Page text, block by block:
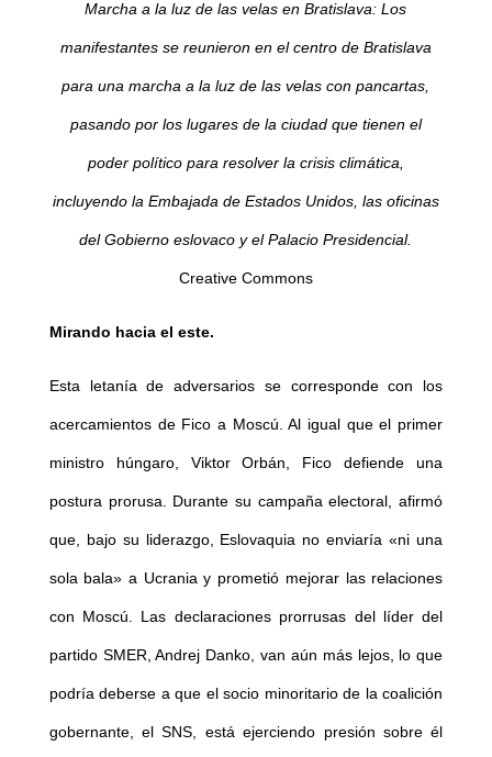
Marcha a la luz de las velas en Bratislava: Los
manifestantes se reunieron en el centro de Bratislava
para una marcha a la luz de las velas con pancartas,
pasando por los lugares de la ciudad que tienen el
poder político para resolver la crisis climática,
incluyendo la Embajada de Estados Unidos, las oficinas
del Gobierno eslovaco y el Palacio Presidencial.
Creative Commons
Mirando hacia el este.
Esta letanía de adversarios se corresponde con los
acercamientos de Fico a Moscú. Al igual que el primer
ministro húngaro, Viktor Orbán, Fico defiende una
postura prorusa. Durante su campaña electoral, afirmó
que, bajo su liderazgo, Eslovaquia no enviaría «ni una
sola bala» a Ucrania y prometió mejorar las relaciones
con Moscú. Las declaraciones prorrusas del líder del
partido SMER, Andrej Danko, van aún más lejos, lo que
podría deberse a que el socio minoritario de la coalición
gobernante, el SNS, está ejerciendo presión sobre él